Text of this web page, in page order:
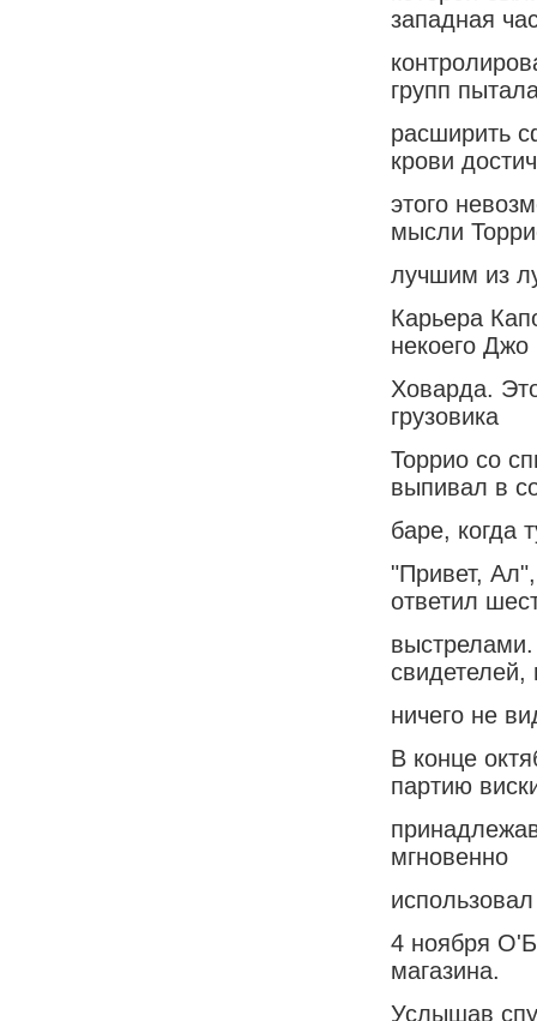
западная
групп
расширить
крови
этого
мысли
лучшим из
Карьера
некоего Джо
Ховарда.
грузовика
Торрио со
выпивал в
баре, когда
"Привет,
ответил
свидетелей,
ничего не
В конце
партию
мгновенно
4 ноября
магазина.
Услышав